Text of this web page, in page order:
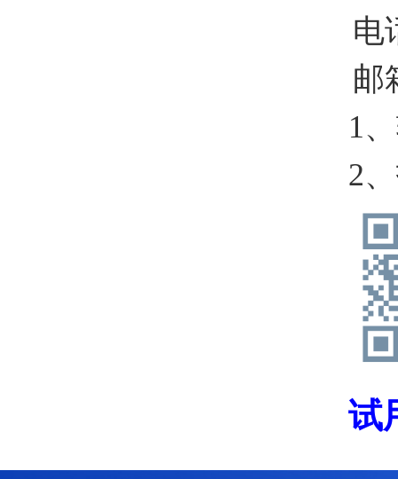
电
邮
1
2
试